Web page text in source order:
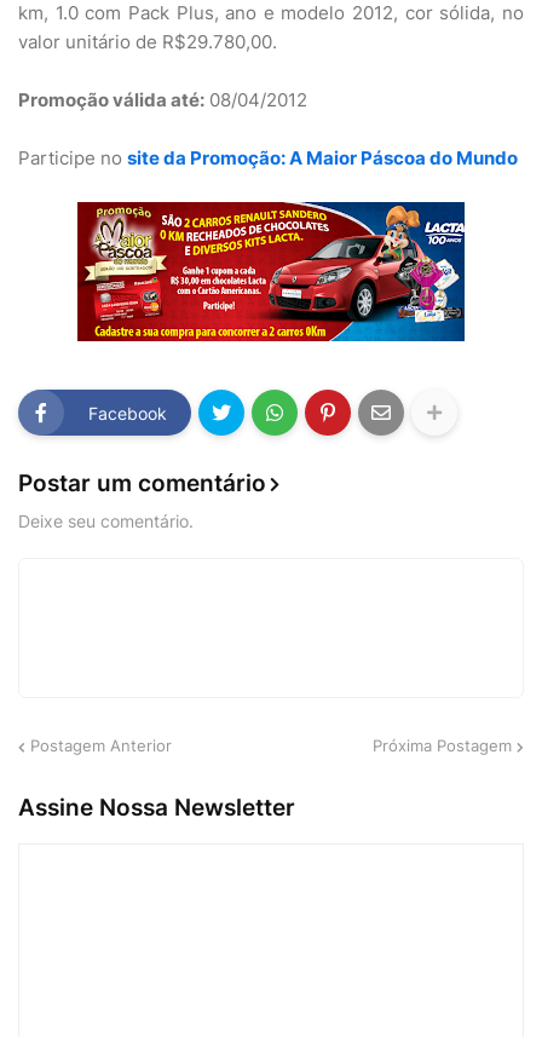
km, 1.0 com Pack Plus, ano e modelo 2012, cor sólida, no
valor unitário de R$29.780,00.
Promoção válida até: 08/04/2012
Participe no site da Promoção: A Maior Páscoa do Mundo
Facebook
Postar um comentário
Deixe seu comentário.
Postagem Anterior Próxima Postagem
Assine Nossa Newsletter